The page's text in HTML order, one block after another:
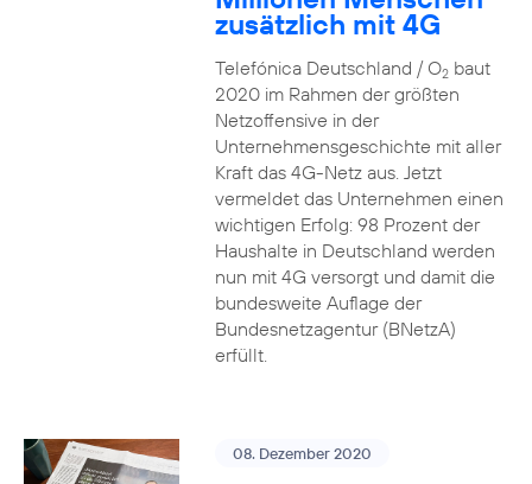
zusätzlich mit 4G
Telefónica Deutschland / O2baut
2020 im Rahmen der größten
Netzoffensive in der
Unternehmensgeschichte mit aller
Kraft das 4G-Netz aus. Jetzt
vermeldet das Unternehmen einen
wichtigen Erfolg: 98 Prozent der
Haushalte in Deutschland werden
nun mit 4G versorgt und damit die
bundesweite Auflage der
Bundesnetzagentur (BNetzA)
erfüllt.
08. Dezember 2020